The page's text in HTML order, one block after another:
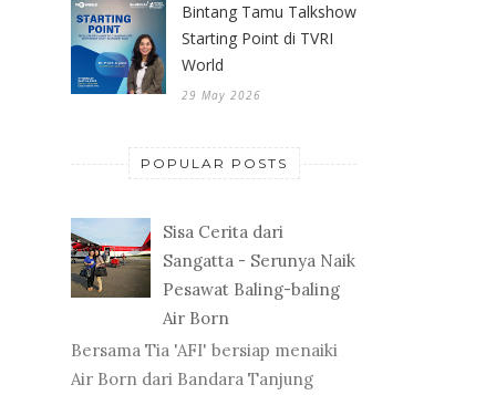
Bintang Tamu Talkshow
Starting Point di TVRI
World
29 May 2026
POPULAR POSTS
Sisa Cerita dari
Sangatta - Serunya Naik
Pesawat Baling-baling
Air Born
Bersama Tia 'AFI' bersiap menaiki
Air Born dari Bandara Tanjung